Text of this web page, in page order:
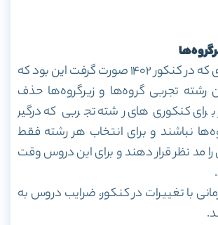
از تغییرات دیگری که در کنکور ۱۴۰۲ صورت گرفت این بود که
رشته تجربی گروه‌ها و زیرگروه‌ها حذف
کنکوری‌های رشته تجربی که درگیر
نباشند و برای انتخاب هر رشته فقط
نظر قرار دهند و برای این دروس وقت
با تغییرات در کنکور، ضرایب دروس به